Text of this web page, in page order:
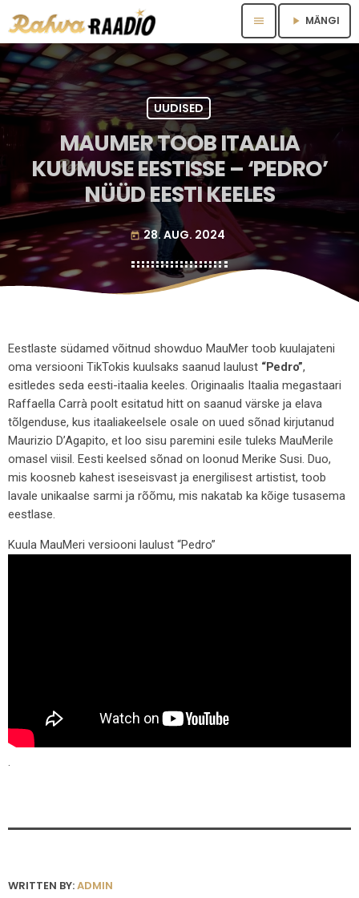
menu play_arrow MÄNGI
UUDISED
MAUMER TOOB ITAALIA
KUUMUSE EESTISSE – ‘PEDRO’
NÜÜD EESTI KEELES
today 28. AUG. 2024
Eestlaste südamed võitnud showduo MauMer toob kuulajateni
oma versiooni TikTokis kuulsaks saanud laulust “Pedro”,
esitledes seda eesti-itaalia keeles. Originaalis Itaalia megastaari
Raffaella Carrà poolt esitatud hitt on saanud värske ja elava
tõlgenduse, kus itaaliakeelsele osale on uued sõnad kirjutanud
Maurizio D’Agapito, et loo sisu paremini esile tuleks MauMerile
omasel viisil. Eesti keelsed sõnad on loonud Merike Susi. Duo,
mis koosneb kahest iseseisvast ja energilisest artistist, toob
lavale unikaalse sarmi ja rõõmu, mis nakatab ka kõige tusasema
eestlase.
Kuula MauMeri versiooni laulust “Pedro”
WRITTEN BY:ADMIN